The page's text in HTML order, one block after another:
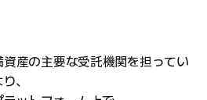
産の主要な受託機関を担ってい
、